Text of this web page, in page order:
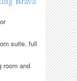
suite, full
room and